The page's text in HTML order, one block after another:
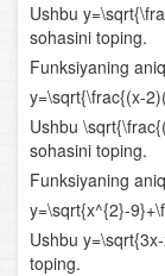
Bo‘linmaning
Murakkab
Funksiyaning
qiymatlari
Ushbu
sohasini toping.
Funksiyaning
y=\sqrt{\frac{(x-
Ushbu
sohasini toping.
Funksiyaning
y=\sqrt{x^{2}-
Ushbu
toping.